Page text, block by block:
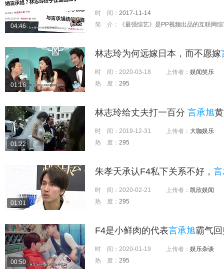
04:46
时 间： 2017-11-14
简 介：
《最强综艺》是PP视频出品的互联网综艺
01:16
林志玲为何远嫁日本，而不愿嫁
时 间： 2020-03-18 上传者： 娱闻笑乐
热 度： 295
01:22
林志玲给丈夫打一百分 言承旭
时 间： 2019-12-31 上传者： 大咖娱乐
热 度： 295
01:01
朱孝天承认F4私下关系不好，
时 间： 2020-02-21 上传者： 凯欣娱闻
热 度： 295
00:50
F4是小鲜肉的代表言承旭霸气
时 间： 2020-01-19 上传者： 娱乐杂谈
热 度： 295